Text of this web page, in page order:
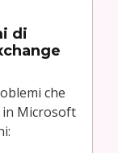
di
che
Microsoft